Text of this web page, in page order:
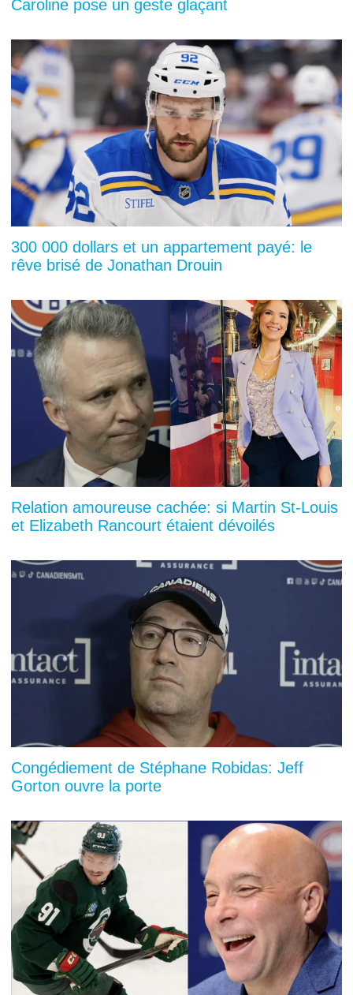
Caroline pose un geste glaçant
300 000 dollars et un appartement payé: le
rêve brisé de Jonathan Drouin
Relation amoureuse cachée: si Martin St-Louis
et Elizabeth Rancourt étaient dévoilés
Congédiement de Stéphane Robidas: Jeff
Gorton ouvre la porte